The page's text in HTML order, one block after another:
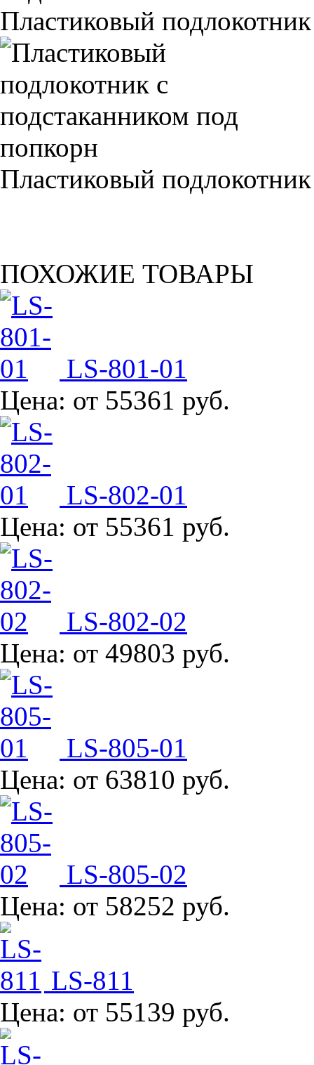
Пластиковый подлокотник
Пластиковый
ПОХОЖИЕ ТОВАРЫ
LS-801-01
Цена: от 55361 руб.
LS-802-01
Цена: от 55361 руб.
LS-802-02
Цена: от 49803 руб.
LS-805-01
Цена: от 63810 руб.
LS-805-02
Цена: от 58252 руб.
LS-811
Цена: от 55139 руб.